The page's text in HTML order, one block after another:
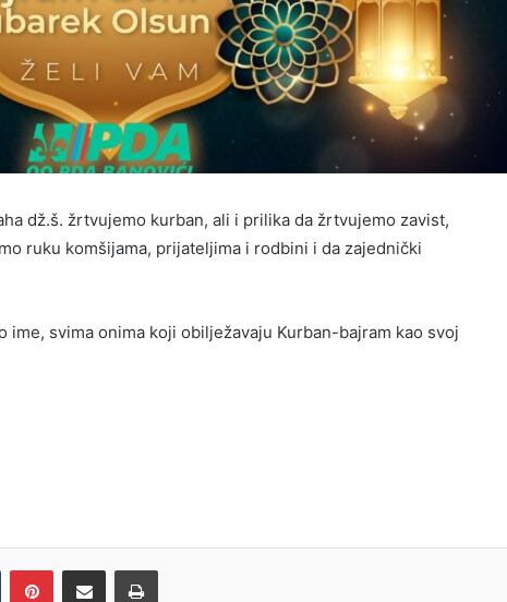
dž.š. žrtvujemo kurban, ali i prilika da žrtvujemo zavist,
ruku komšijama, prijateljima i rodbini i da zajednički
ime, svima onima koji obilježavaju Kurban-bajram kao svoj